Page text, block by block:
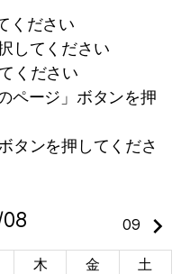
ください
してください
ください
ページ」ボタンを押
タンを押してくださ
09 keyboard_arrow_right
木 金
土